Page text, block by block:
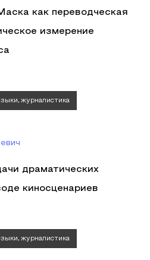
как переводческая
измерение
журналистика
драматических
киносценариев
журналистика